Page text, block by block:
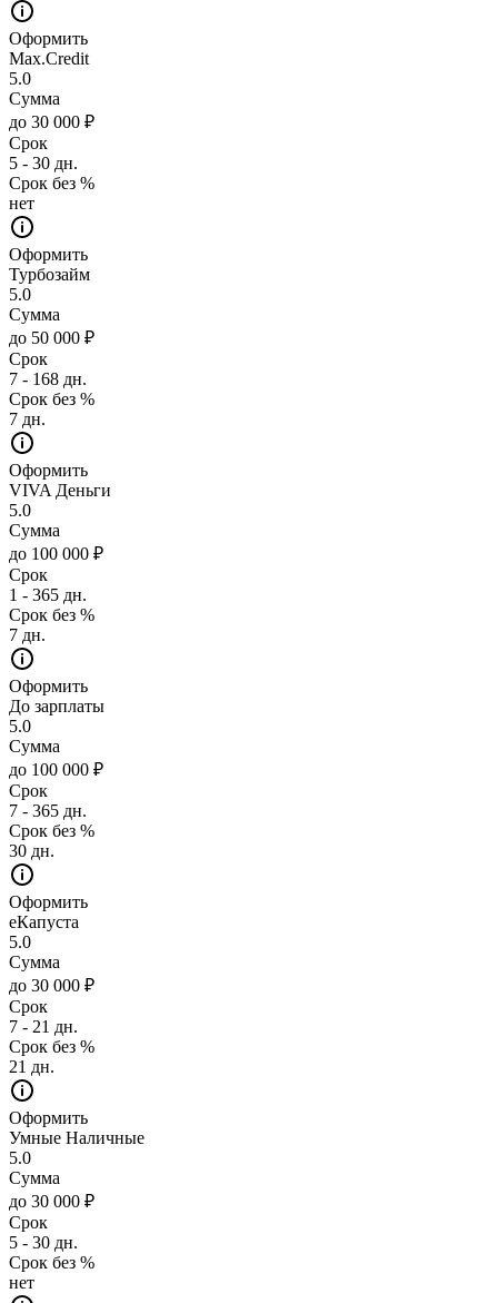
Оформить
Max.Credit
5.0
Сумма
до 30 000 ₽
Срок
5 - 30 дн.
Срок без %
нет
Оформить
Турбозайм
5.0
Сумма
до 50 000 ₽
Срок
7 - 168 дн.
Срок без %
7 дн.
Оформить
VIVA Деньги
5.0
Сумма
до 100 000 ₽
Срок
1 - 365 дн.
Срок без %
7 дн.
Оформить
До зарплаты
5.0
Сумма
до 100 000 ₽
Срок
7 - 365 дн.
Срок без %
30 дн.
Оформить
еКапуста
5.0
Сумма
до 30 000 ₽
Срок
7 - 21 дн.
Срок без %
21 дн.
Оформить
Умные Наличные
5.0
Сумма
до 30 000 ₽
Срок
5 - 30 дн.
Срок без %
нет